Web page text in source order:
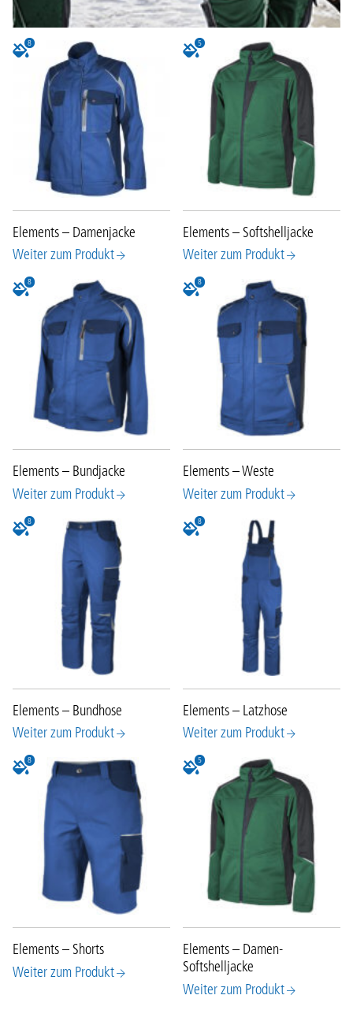
8
Elements – Damenjacke
Weiter zum Produkt
5
Elements – Softshelljacke
Weiter zum Produkt
8
Elements – Bundjacke
Weiter zum Produkt
8
Elements – Weste
Weiter zum Produkt
8
Elements – Bundhose
Weiter zum Produkt
8
Elements – Latzhose
Weiter zum Produkt
8
Elements – Shorts
Weiter zum Produkt
5
Elements – Damen-
Softshelljacke
Weiter zum Produkt